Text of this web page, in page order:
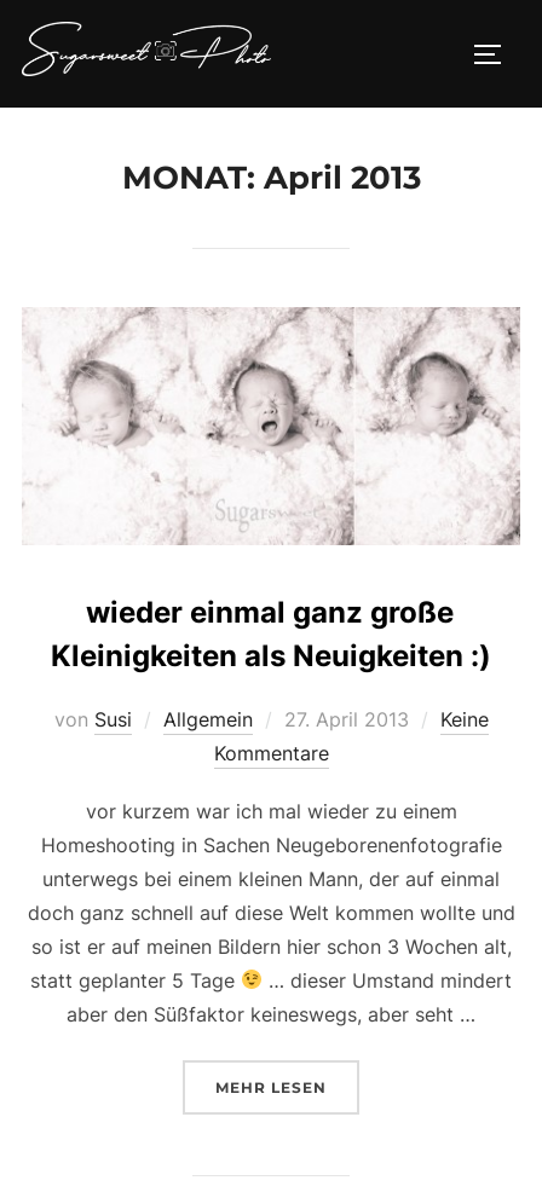
Inhalt
springen
MONAT: April 2013
wieder einmal ganz große
Kleinigkeiten als Neuigkeiten :)
von Susi Allgemein
Veröffentlicht
am
27. April 2013
Keine
Kommentare
vor kurzem war ich mal wieder zu einem
Homeshooting in Sachen Neugeborenenfotografie
unterwegs bei einem kleinen Mann, der auf einmal
doch ganz schnell auf diese Welt kommen wollte und
so ist er auf meinen Bildern hier schon 3 Wochen alt,
statt geplanter 5 Tage
… dieser Umstand mindert
aber den Süßfaktor keineswegs, aber seht …
MEHR ÜBER „WIEDER EINMAL GANZ
LESEN